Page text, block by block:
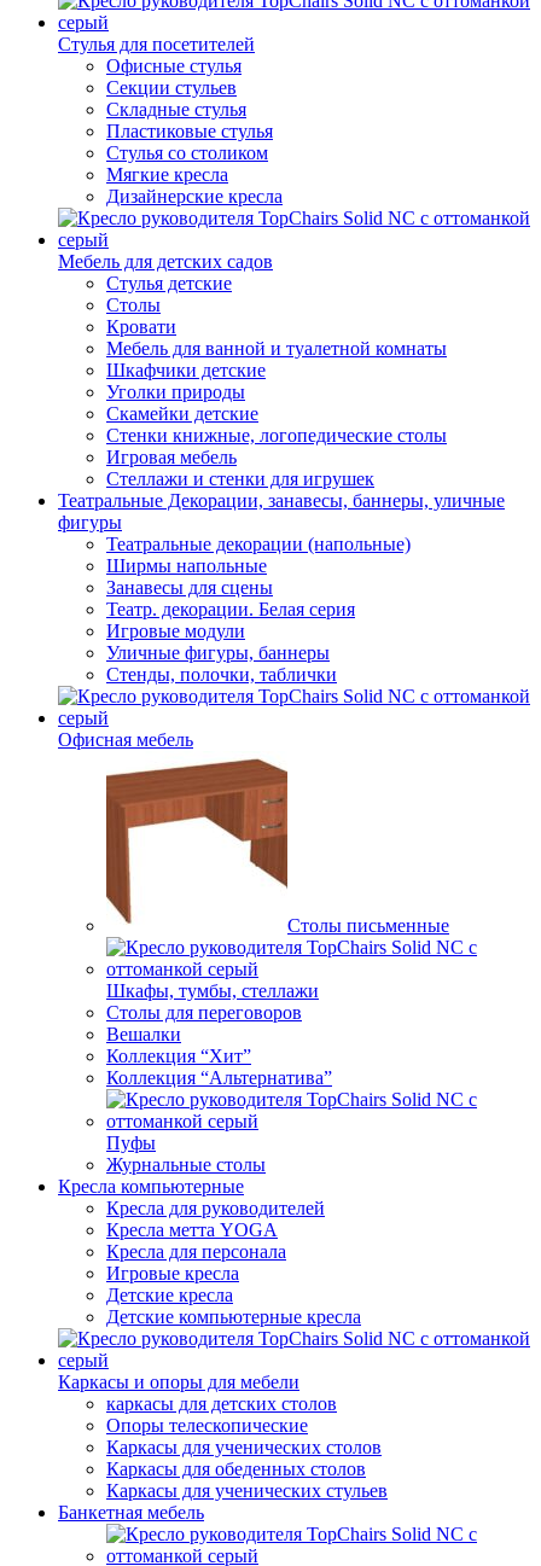
Стулья для посетителей
Офисные стулья
Секции стульев
Складные стулья
Пластиковые стулья
Стулья со столиком
Мягкие кресла
Дизайнерские кресла
Мебель для детских садов
Стулья детские
Столы
Кровати
Мебель для ванной и туалетной комнаты
Шкафчики детские
Уголки природы
Скамейки детские
Стенки книжные, логопедические столы
Игровая мебель
Стеллажи и стенки для игрушек
Театральные Декорации, занавесы, баннеры, уличные
фигуры
Театральные декорации (напольные)
Ширмы напольные
Занавесы для сцены
Театр. декорации. Белая серия
Игровые модули
Уличные фигуры, баннеры
Стенды, полочки, таблички
Офисная мебель
Столы письменные
Шкафы, тумбы, стеллажи
Столы для переговоров
Вешалки
Коллекция “Хит”
Коллекция “Альтернатива”
Пуфы
Журнальные столы
Кресла компьютерные
Кресла для руководителей
Кресла метта YOGA
Кресла для персонала
Игровые кресла
Детские кресла
Детские компьютерные кресла
Каркасы и опоры для мебели
каркасы для детских столов
Опоры телескопические
Каркасы для ученических столов
Каркасы для обеденных столов
Каркасы для ученических стульев
Банкетная мебель